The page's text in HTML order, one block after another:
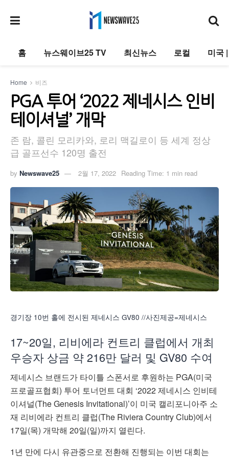
홈 뉴스웨이브25 TV 최신뉴스 로컬 미국
Home 비즈
PGA 투어 ‘2022 제네시스 인비
테이셔널’ 개막
존 람, 콜린 모리카와, 로리 맥길로이 등 세계 정상
급 골프선수 120명 출전
by Newswave25 2월 17, 2022 Reading Time: 1 min read
경기장 10번 홀에 전시된 제네시스 GV80 //사진제공=제네시스
17~20일, 리비에라 컨트리 클럽에서 개최
우승자 상금 약 216만 달러 및 GV80 수여
제네시스 브랜드가 타이틀 스폰서로 후원하는 PGA(미국
프로골프협회) 투어 토너먼트 대회 ‘2022 제네시스 인비테
이셔널(The Genesis Invitational)’이 미국 캘리포니아주 소
재 리비에라 컨트리 클럽(The Riviera Country Club)에서
17일(목) 개막해 20일(일)까지 열린다.
1년 만에 다시 유관중으로 전환해 진행되는 이번 대회는